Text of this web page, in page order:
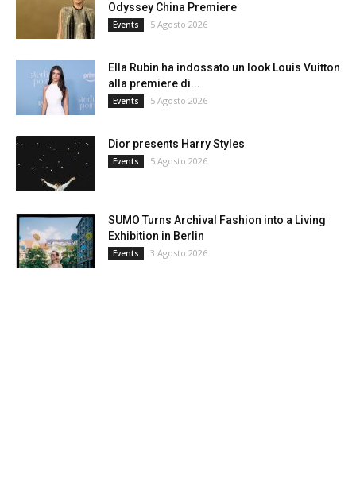
Odyssey China Premiere
Events 5 Agosto 2026
Ella Rubin ha indossato un look Louis Vuitton
alla premiere di...
Events 5 Agosto 2026
Dior presents Harry Styles
Events 5 Agosto 2026
SUMO Turns Archival Fashion into a Living
Exhibition in Berlin
Events 3 Agosto 2026